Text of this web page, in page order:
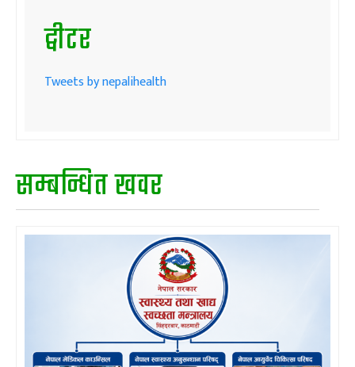
ट्वीटर
Tweets by nepalihealth
सम्बन्धित खवर